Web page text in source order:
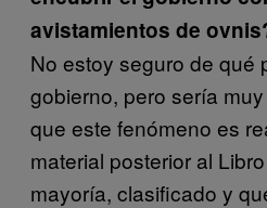
avistamientos de
No estoy seguro de qué
gobierno, pero sería
que este fenómeno es
material posterior al
mayoría, clasificado y